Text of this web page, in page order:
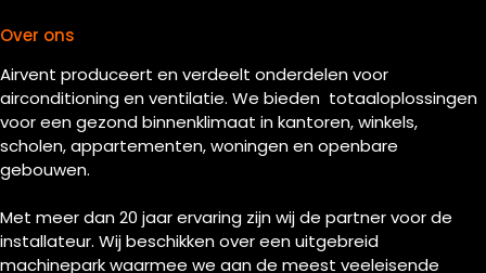
Over ons
Airvent produceert en verdeelt onderdelen voor
airconditioning en ventilatie. We bieden totaaloplossingen
voor een gezond binnenklimaat in kantoren, winkels,
scholen, appartementen, woningen en openbare
gebouwen.
Met meer dan 20 jaar ervaring zijn wij de partner voor de
installateur. Wij beschikken over een uitgebreid
machinepark waarmee we aan de meest veeleisende